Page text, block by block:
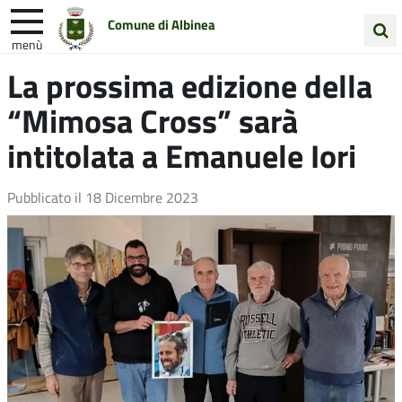
Comune di Albinea
menù
nel
sito
Entra in Comune Vivi Albinea
Unione Colline Matildiche
La prossima edizione della
“Mimosa Cross” sarà
intitolata a Emanuele Iori
Pubblicato il 18 Dicembre 2023